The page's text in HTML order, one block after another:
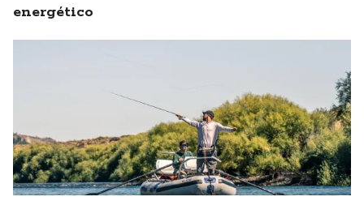
energético